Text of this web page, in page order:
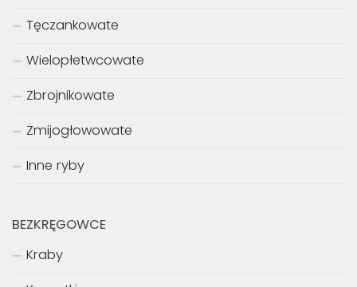
Tęczankowate
Wielopłetwcowate
Zbrojnikowate
Żmijogłowowate
Inne ryby
BEZKRĘGOWCE
Kraby